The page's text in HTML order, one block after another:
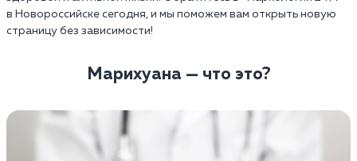
в Новороссийске сегодня, и мы поможем вам открыть новую
страницу без зависимости!
Марихуана — что это?